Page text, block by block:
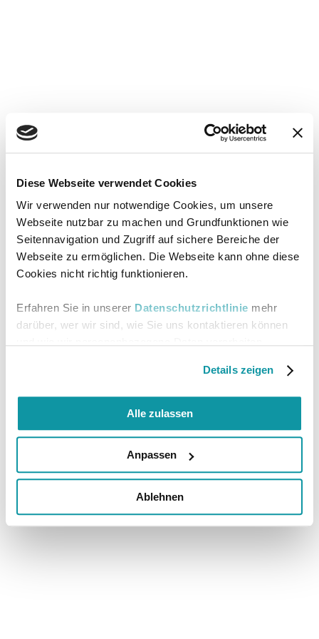
Diese Webseite verwendet Cookies
Wir verwenden nur notwendige Cookies, um unsere
Webseite nutzbar zu machen und Grundfunktionen wie
Seitennavigation und Zugriff auf sichere Bereiche der
Webseite zu ermöglichen. Die Webseite kann ohne diese
Cookies nicht richtig funktionieren.
Erfahren Sie in unserer Datenschutzrichtlinie mehr
darüber, wer wir sind, wie Sie uns kontaktieren können
Details zeigen
Alle zulassen
Anpassen
Ablehnen